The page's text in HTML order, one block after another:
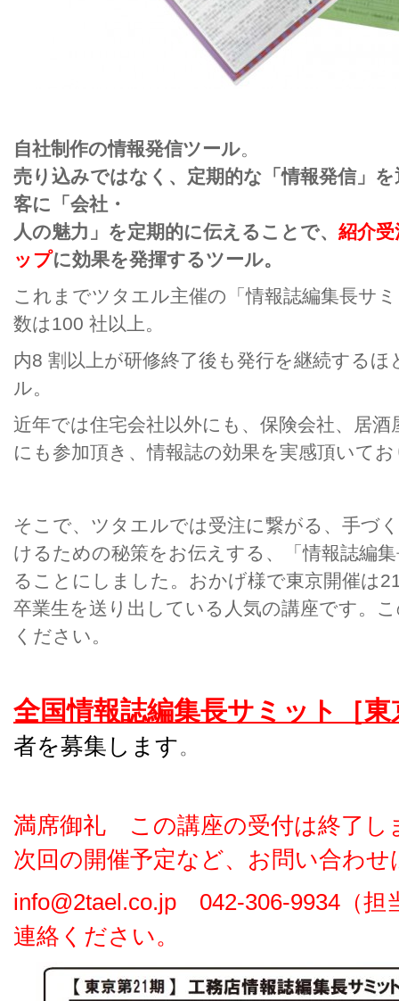
自社制作の情報発信ツール。
売り込みではなく、定期的な「情報発信」
客に「会社・
人の魅力」を定期的に伝えることで、 紹介
ップに効果を発揮するツール。
これまでツタエル主催の「情報誌編集長サ
数は100 社以上。
内8 割以上が研修終了後も発行を継続する
ル。
近年では住宅会社以外にも、保険会社、居
にも参加頂き、情報誌の効果を実感頂いて
そこで、ツタエルでは受注に繋がる、手づ
けるための秘策をお伝えする、「情報誌編
ることにしました。おかげ様で東京開催は
卒業生を送り出している人気の講座です。
ください。
全国情報誌編集長サミット［東
者を募集します。
満席御礼 この講座の受付は終了し
次回の開催予定など、お問い合わせ
info@2tael.co.jp 042-306-9934（担
連絡ください。